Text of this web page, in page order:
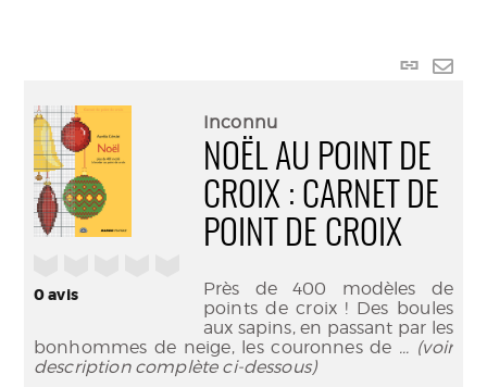
Lien
0avis
Inconnu
NOËL AU POINT DE
CROIX : CARNET DE
POINT DE CROIX
Près de 400 modèles de
points de croix ! Des boules
aux sapins, en passant par les
bonhommes de neige, les couronnes de ... (voir
description complète ci-dessous)